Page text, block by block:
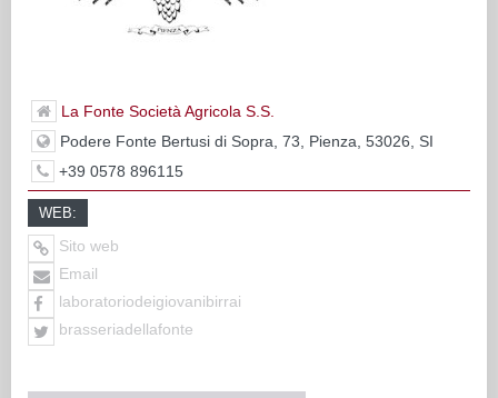
La Fonte Società Agricola S.S.
Podere Fonte Bertusi di Sopra, 73, Pienza, 53026, SI
+39 0578 896115
WEB:
Sito web
Email
laboratoriodeigiovanibirrai
brasseriadellafonte